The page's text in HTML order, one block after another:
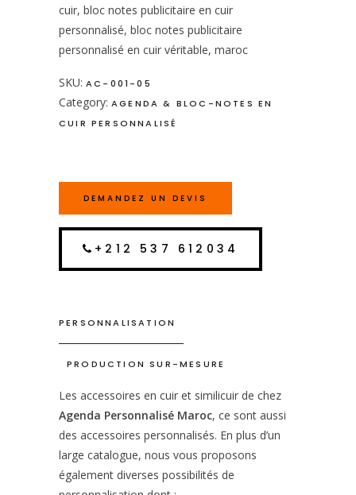
cuir, bloc notes publicitaire en cuir
personnalisé, bloc notes publicitaire
personnalisé en cuir véritable, maroc
SKU: AC-001-05
Category: AGENDA & BLOC-NOTES EN
CUIR PERSONNALISÉ
DEMANDEZ UN DEVIS
+212 537 612034
PERSONNALISATION
PRODUCTION SUR-MESURE
Les accessoires en cuir et similicuir de chez
Agenda Personnalisé Maroc, ce sont aussi
des accessoires personnalisés. En plus d’un
large catalogue, nous vous proposons
également diverses possibilités de